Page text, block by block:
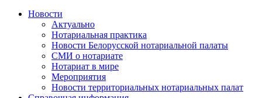
Новости
Актуально
Нотариальная практика
Новости Белорусской нотариальной палаты
СМИ о нотариате
Нотариат в мире
Мероприятия
Новости территориальных нотариальных палат